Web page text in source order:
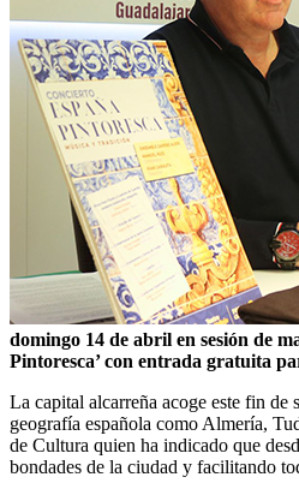
domingo 14 de abril en sesión de
Pintoresca’ con entrada gratuita
La capital alcarreña acoge este fin de
geografía española como Almería,
de Cultura quien ha indicado que
bondades de la ciudad y facilitando